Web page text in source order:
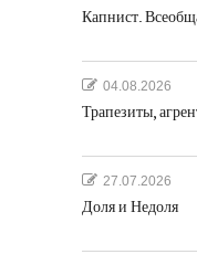
Капнист.
04.08.2026
Трапезиты,
27.07.2026
Доля и Недоля